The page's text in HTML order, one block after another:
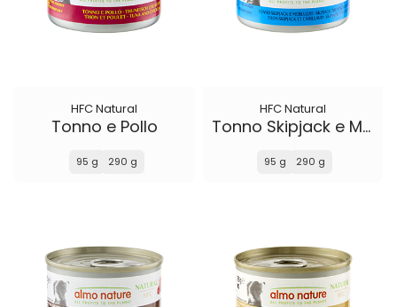
HFC Natural
Tonno e Pollo
95 g 290 g
HFC Natural
Tonno Skipjack e Merluzzo
95 g 290 g